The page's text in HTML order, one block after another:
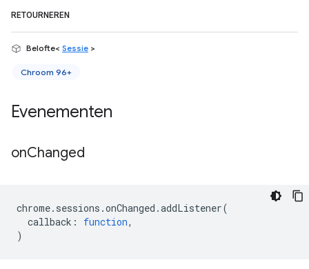
RETOURNEREN
Belofte< Sessie >
Chroom 96+
Evenementen
onChanged
chrome. sessions .onChanged .addListener(
callback : function,
)